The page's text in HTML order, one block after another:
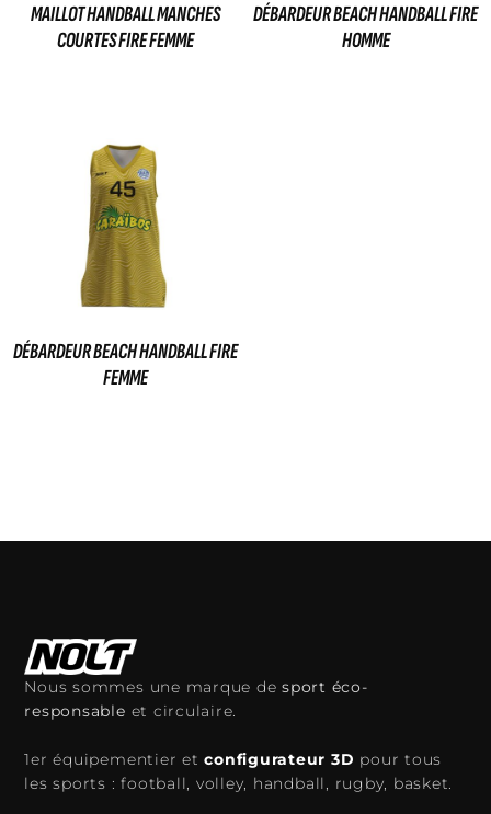
MAILLOT HANDBALL MANCHES
COURTES FIRE FEMME
DÉBARDEUR BEACH HANDBALL FIRE
HOMME
DÉBARDEUR BEACH HANDBALL FIRE
FEMME
Nous sommes une marque desport éco-
responsable et circulaire.
1er équipementier etconfigurateur 3D pour tous
les sports : football, volley, handball, rugby, basket.